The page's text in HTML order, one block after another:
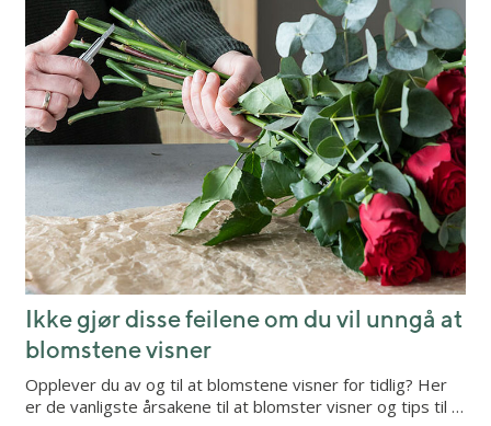
Ikke gjør disse feilene om du vil unngå at
blomstene visner
Opplever du av og til at blomstene visner for tidlig? Her
er de vanligste årsakene til at blomster visner og tips til …